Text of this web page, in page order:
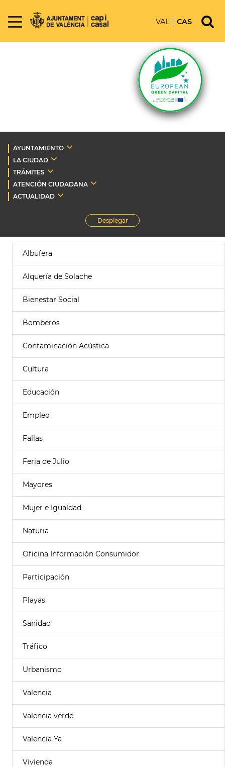
VAL CAS
AYUNTAMIENTO
LA CIUDAD
TRÁMITES
ATENCIÓN CIUDADANA
ACTUALIDAD
Desplegar
Albufera
Alquería de Solache
Bienestar Social
Bomberos
Contaminación Acústica
Cultura
Educación
Empleo
Fallas
Feria de Julio
Mayores
Mujer e Igualdad
Naturia
Oficina Información Consumidor
Participación
Playas
Sanidad
Tráfico
Urbanismo
Valencia
Valencia verde
Valencia Ya
Vivienda